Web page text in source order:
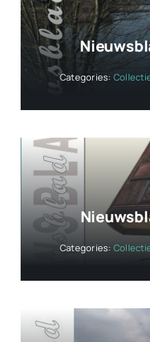
Categories:
Categories: